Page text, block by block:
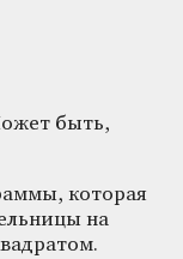
быть,
которая
на